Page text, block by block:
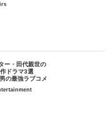
ー・田代親世の
ドラマ3選
の最強ラブコメ